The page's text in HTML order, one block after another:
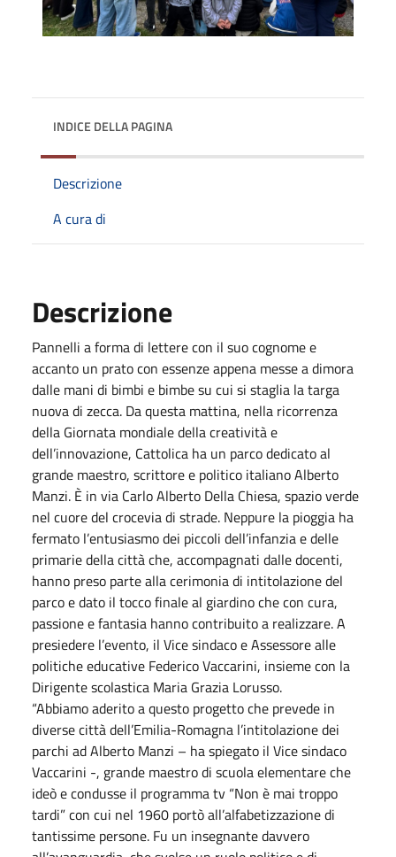
INDICE DELLA PAGINA
Descrizione
A cura di
Descrizione
Pannelli a forma di lettere con il suo cognome e
accanto un prato con essenze appena messe a dimora
dalle mani di bimbi e bimbe su cui si staglia la targa
nuova di zecca. Da questa mattina, nella ricorrenza
della Giornata mondiale della creatività e
dell’innovazione, Cattolica ha un parco dedicato al
grande maestro, scrittore e politico italiano Alberto
Manzi. È in via Carlo Alberto Della Chiesa, spazio verde
nel cuore del crocevia di strade. Neppure la pioggia ha
fermato l’entusiasmo dei piccoli dell’infanzia e delle
primarie della città che, accompagnati dalle docenti,
hanno preso parte alla cerimonia di intitolazione del
parco e dato il tocco finale al giardino che con cura,
passione e fantasia hanno contribuito a realizzare. A
presiedere l’evento, il Vice sindaco e Assessore alle
politiche educative Federico Vaccarini, insieme con la
Dirigente scolastica Maria Grazia Lorusso.
“Abbiamo aderito a questo progetto che prevede in
diverse città dell’Emilia-Romagna l’intitolazione dei
parchi ad Alberto Manzi – ha spiegato il Vice sindaco
Vaccarini -, grande maestro di scuola elementare che
ideò e condusse il programma tv “Non è mai troppo
tardi” con cui nel 1960 portò all’alfabetizzazione di
tantissime persone. Fu un insegnante davvero